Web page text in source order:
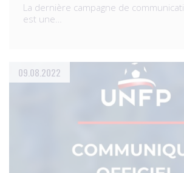
La dernière campagne de
est une…
09.08.2022